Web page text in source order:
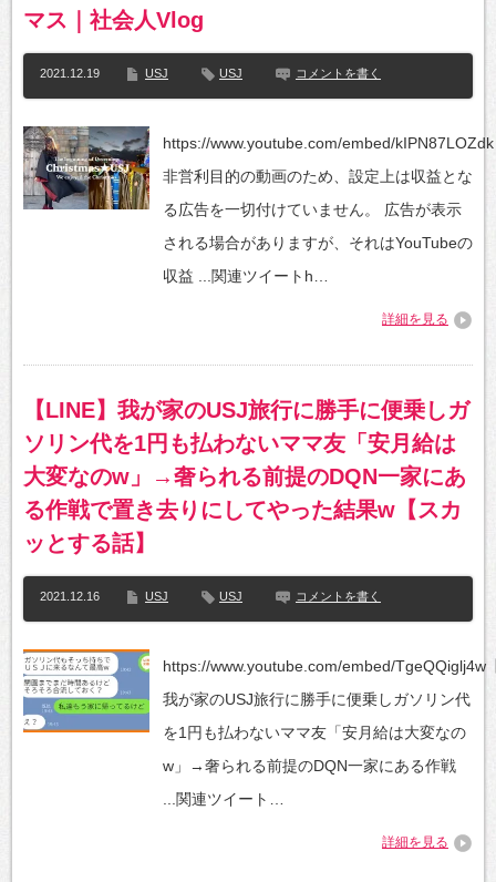
マス｜社会人Vlog
2021.12.19 USJ USJ コメントを書く
https://www.youtube.com/embed/kIPN87LOZdk
非営利目的の動画のため、設定上は収益とな
る広告を一切付けていません。 広告が表示
される場合がありますが、それはYouTubeの
収益 ...関連ツイートh…
詳細を見る
【LINE】我が家のUSJ旅行に勝手に便乗しガ
ソリン代を1円も払わないママ友「安月給は
大変なのw」→奢られる前提のDQN一家にあ
る作戦で置き去りにしてやった結果w【スカ
ッとする話】
2021.12.16 USJ USJ コメントを書く
https://www.youtube.com/embed/TgeQQiglj4w
我が家のUSJ旅行に勝手に便乗しガソリン代
を1円も払わないママ友「安月給は大変なの
w」→奢られる前提のDQN一家にある作戦
...関連ツイート…
詳細を見る